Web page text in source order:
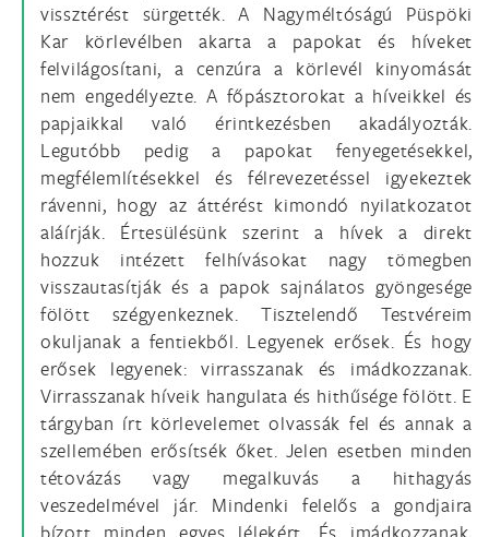
vissztérést sürgették. A Nagyméltóságú Püspöki
Kar körlevélben akarta a papokat és híveket
felvilágosítani, a cenzúra a körlevél kinyomását
nem engedélyezte. A főpásztorokat a híveikkel és
papjaikkal való érintkezésben akadályozták.
Legutóbb pedig a papokat fenyegetésekkel,
megfélemlítésekkel és félrevezetéssel igyekeztek
rávenni, hogy az áttérést kimondó nyilatkozatot
aláírják. Értesülésünk szerint a hívek a direkt
hozzuk intézett felhívásokat nagy tömegben
visszautasítják és a papok sajnálatos gyöngesége
fölött szégyenkeznek. Tisztelendő Testvéreim
okuljanak a fentiekből. Legyenek erősek. És hogy
erősek legyenek: virrasszanak és imádkozzanak.
Virrasszanak híveik hangulata és hithűsége fölött. E
tárgyban írt körlevelemet olvassák fel és annak a
szellemében erősítsék őket. Jelen esetben minden
tétovázás vagy megalkuvás a hithagyás
veszedelmével jár. Mindenki felelős a gondjaira